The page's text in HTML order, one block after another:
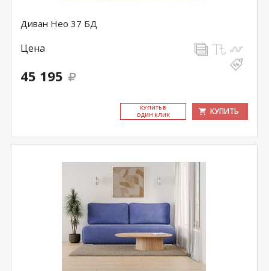
Диван Нео 37 БД
Цена
45 195
КУ­ПИТЬ В
ОДИН КЛИК
КУПИТЬ